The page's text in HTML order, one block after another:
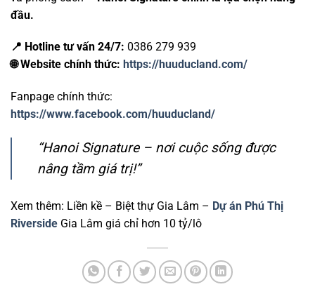
đầu.
📍 Hotline tư vấn 24/7: 0386 279 939
🌐 Website chính thức: https://huuducland.com/
Fanpage chính thức:
https://www.facebook.com/huuducland/
“Hanoi Signature – nơi cuộc sống được
nâng tầm giá trị!”
Xem thêm: Liền kề – Biệt thự Gia Lâm – Dự án Phú Thị
Riverside Gia Lâm giá chỉ hơn 10 tỷ/lô